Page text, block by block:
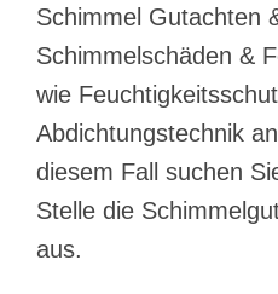
Schimmel Gutachten
Schimmelschäden &
wie
Abdichtungstechnik
diesem Fall suchen
Stelle die
aus.